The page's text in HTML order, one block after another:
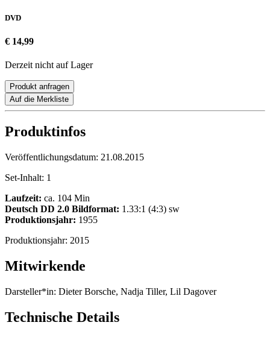
DVD
€ 14,99
Derzeit nicht auf Lager
Produkt anfragen
Auf die Merkliste
Produktinfos
Veröffentlichungsdatum: 21.08.2015
Set-Inhalt: 1
Laufzeit: ca. 104 Min
Deutsch DD 2.0 Bildformat: 1.33:1 (4:3) sw
Produktionsjahr: 1955
Produktionsjahr: 2015
Mitwirkende
Darsteller*in: Dieter Borsche, Nadja Tiller, Lil Dagover
Technische Details